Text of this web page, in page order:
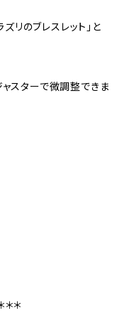
リのブレスレット」と
スターで微調整できま
＊＊